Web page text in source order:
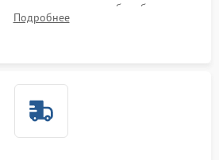
подшипников барабана и
а манжеты люка на разрывы.
Подробнее